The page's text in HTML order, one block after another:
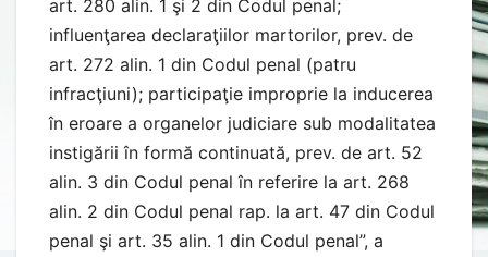
art. 280 alin. 1 şi 2 din Codul penal;
influenţarea declaraţiilor martorilor, prev. de
art. 272 alin. 1 din Codul penal (patru
infracţiuni); participaţie improprie la inducerea
în eroare a organelor judiciare sub modalitatea
instigării în formă continuată, prev. de art. 52
alin. 3 din Codul penal în referire la art. 268
alin. 2 din Codul penal rap. la art. 47 din Codul
penal şi art. 35 alin. 1 din Codul penal”, a